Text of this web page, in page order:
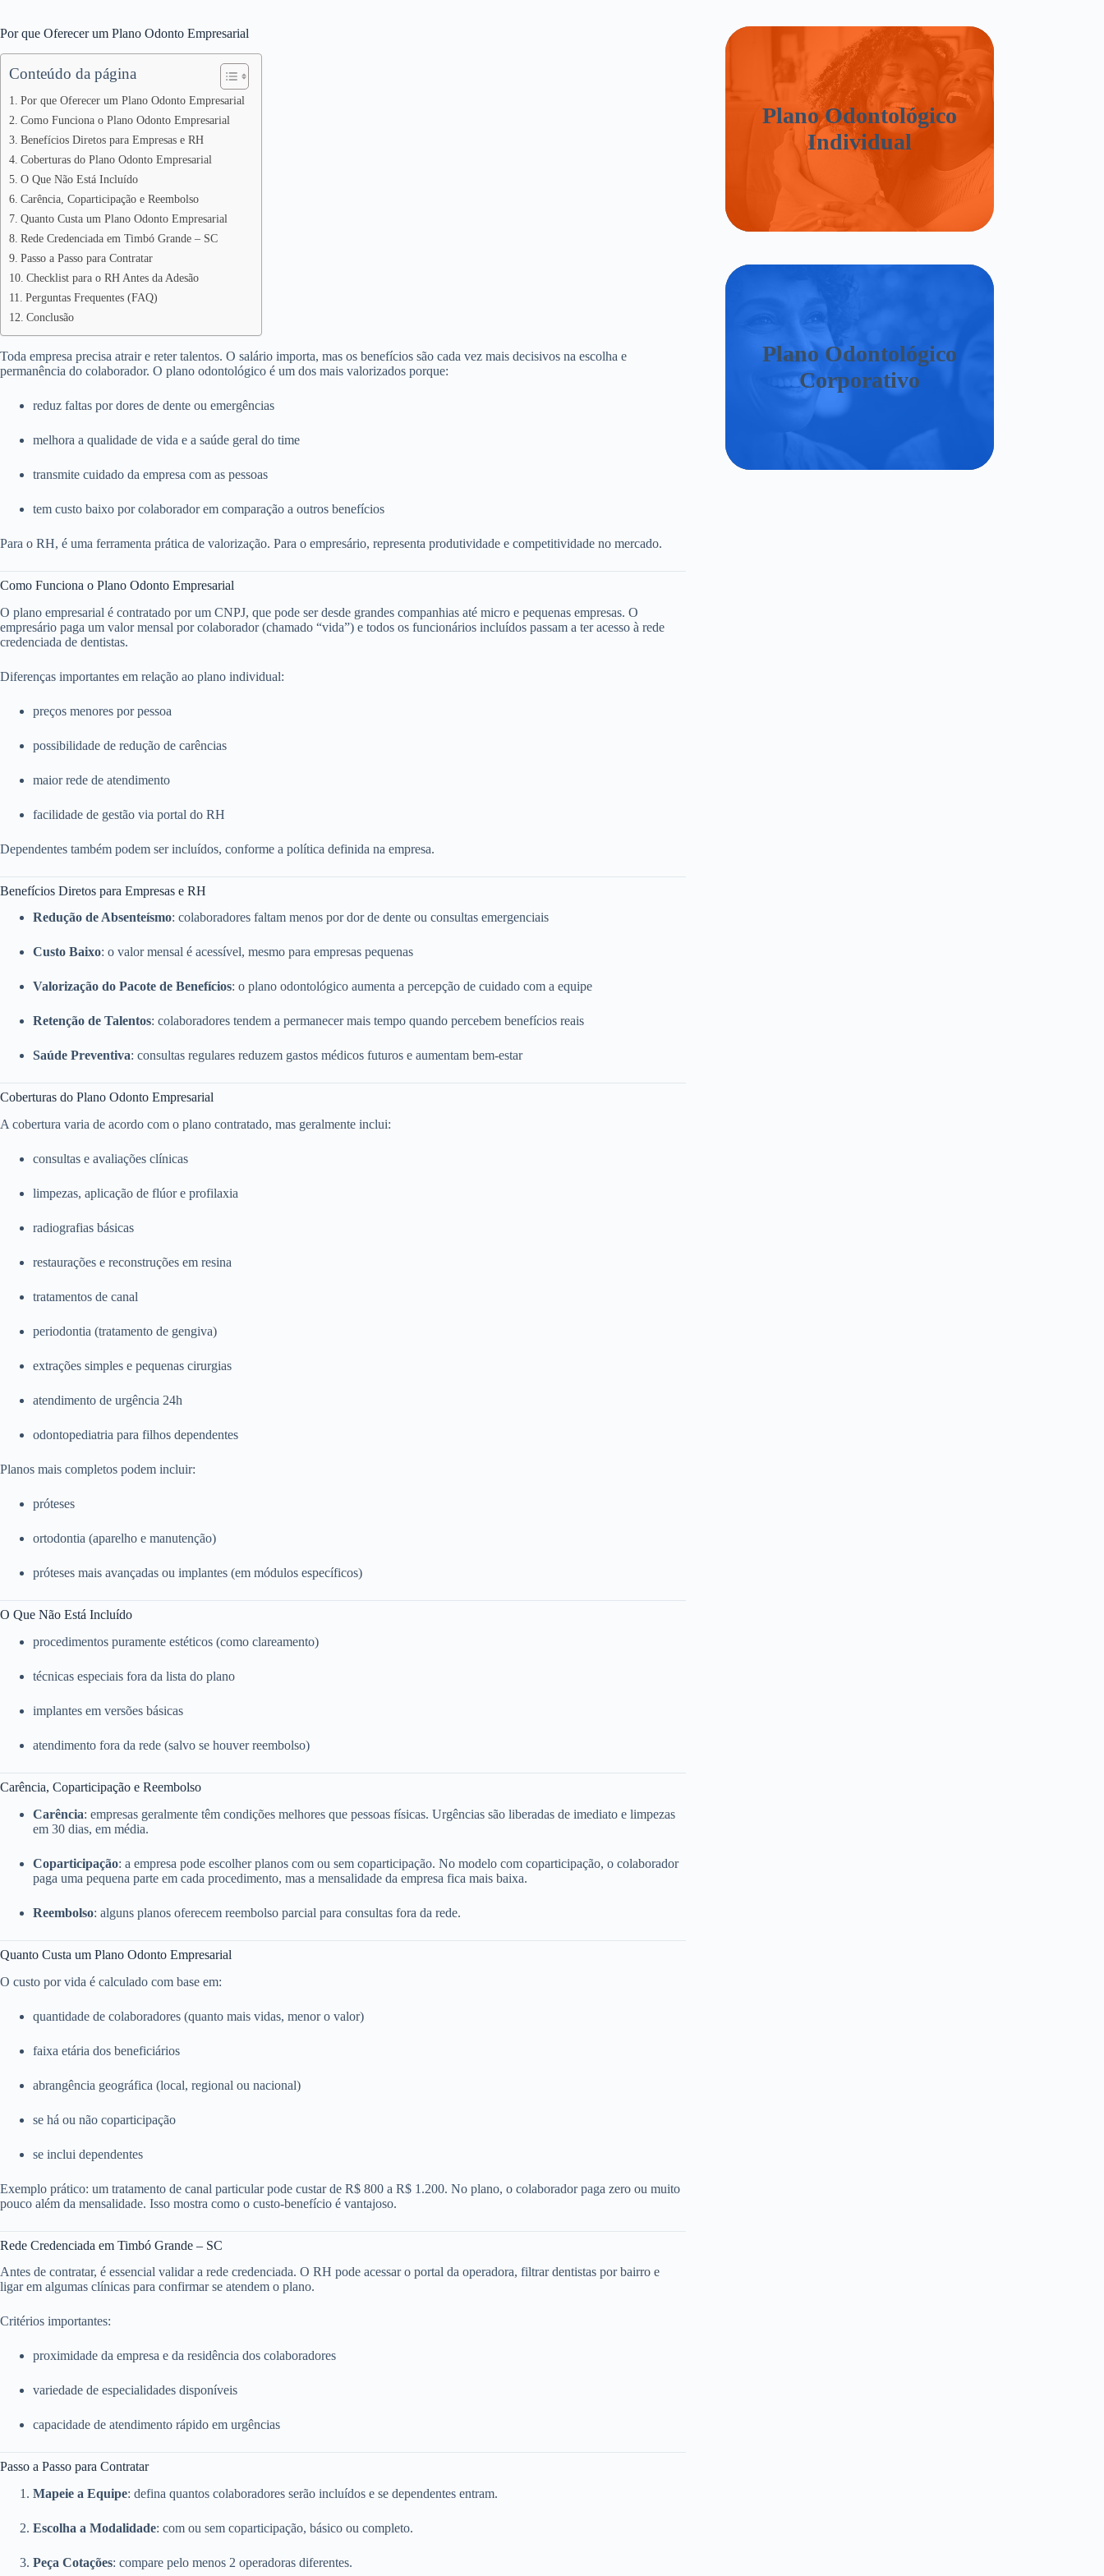
Por que Oferecer um Plano Odonto Empresarial
Conteúdo da página
Por que Oferecer um Plano Odonto Empresarial
Como Funciona o Plano Odonto Empresarial
Benefícios Diretos para Empresas e RH
Coberturas do Plano Odonto Empresarial
O Que Não Está Incluído
Carência, Coparticipação e Reembolso
Quanto Custa um Plano Odonto Empresarial
Rede Credenciada em Timbó Grande – SC
Passo a Passo para Contratar
Checklist para o RH Antes da Adesão
Perguntas Frequentes (FAQ)
Conclusão
Toda empresa precisa atrair e reter talentos. O salário importa, mas os benefícios são cada vez mais decisivos na escolha e
permanência do colaborador. O plano odontológico é um dos mais valorizados porque:
reduz faltas por dores de dente ou emergências
melhora a qualidade de vida e a saúde geral do time
transmite cuidado da empresa com as pessoas
tem custo baixo por colaborador em comparação a outros benefícios
Para o RH, é uma ferramenta prática de valorização. Para o empresário, representa produtividade e competitividade no mercado.
Como Funciona o Plano Odonto Empresarial
O plano empresarial é contratado por um CNPJ, que pode ser desde grandes companhias até micro e pequenas empresas. O
empresário paga um valor mensal por colaborador (chamado “vida”) e todos os funcionários incluídos passam a ter acesso à rede
credenciada de dentistas.
Diferenças importantes em relação ao plano individual:
preços menores por pessoa
possibilidade de redução de carências
maior rede de atendimento
facilidade de gestão via portal do RH
Dependentes também podem ser incluídos, conforme a política definida na empresa.
Benefícios Diretos para Empresas e RH
Redução de Absenteísmo: colaboradores faltam menos por dor de dente ou consultas emergenciais
Custo Baixo: o valor mensal é acessível, mesmo para empresas pequenas
Valorização do Pacote de Benefícios: o plano odontológico aumenta a percepção de cuidado com a equipe
Retenção de Talentos: colaboradores tendem a permanecer mais tempo quando percebem benefícios reais
Saúde Preventiva: consultas regulares reduzem gastos médicos futuros e aumentam bem-estar
Coberturas do Plano Odonto Empresarial
A cobertura varia de acordo com o plano contratado, mas geralmente inclui:
consultas e avaliações clínicas
limpezas, aplicação de flúor e profilaxia
radiografias básicas
restaurações e reconstruções em resina
tratamentos de canal
periodontia (tratamento de gengiva)
extrações simples e pequenas cirurgias
atendimento de urgência 24h
odontopediatria para filhos dependentes
Planos mais completos podem incluir:
próteses
ortodontia (aparelho e manutenção)
próteses mais avançadas ou implantes (em módulos específicos)
O Que Não Está Incluído
procedimentos puramente estéticos (como clareamento)
técnicas especiais fora da lista do plano
implantes em versões básicas
atendimento fora da rede (salvo se houver reembolso)
Carência, Coparticipação e Reembolso
Carência: empresas geralmente têm condições melhores que pessoas físicas. Urgências são liberadas de imediato e limpezas
em 30 dias, em média.
Coparticipação: a empresa pode escolher planos com ou sem coparticipação. No modelo com coparticipação, o colaborador
paga uma pequena parte em cada procedimento, mas a mensalidade da empresa fica mais baixa.
Reembolso: alguns planos oferecem reembolso parcial para consultas fora da rede.
Quanto Custa um Plano Odonto Empresarial
O custo por vida é calculado com base em:
quantidade de colaboradores (quanto mais vidas, menor o valor)
faixa etária dos beneficiários
abrangência geográfica (local, regional ou nacional)
se há ou não coparticipação
se inclui dependentes
Exemplo prático: um tratamento de canal particular pode custar de R$ 800 a R$ 1.200. No plano, o colaborador paga zero ou muito
pouco além da mensalidade. Isso mostra como o custo-benefício é vantajoso.
Rede Credenciada em Timbó Grande – SC
Antes de contratar, é essencial validar a rede credenciada. O RH pode acessar o portal da operadora, filtrar dentistas por bairro e
ligar em algumas clínicas para confirmar se atendem o plano.
Critérios importantes:
proximidade da empresa e da residência dos colaboradores
variedade de especialidades disponíveis
capacidade de atendimento rápido em urgências
Passo a Passo para Contratar
Mapeie a Equipe: defina quantos colaboradores serão incluídos e se dependentes entram.
Escolha a Modalidade: com ou sem coparticipação, básico ou completo.
Peça Cotações: compare pelo menos 2 operadoras diferentes.
Plano Odontológico
Individual
Plano Odontológico
Corporativo